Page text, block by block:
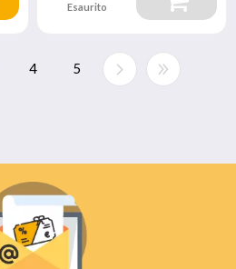
Esaurito
4 5